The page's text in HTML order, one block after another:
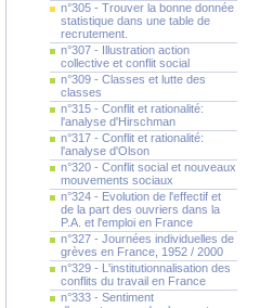
n°305 - Trouver la bonne donnée
statistique dans une table de
recrutement.
n°307 - Illustration action
collective et conflit social
n°309 - Classes et lutte des
classes
n°315 - Conflit et rationalité:
l'analyse d'Hirschman
n°317 - Conflit et rationalité:
l'analyse d'Olson
n°320 - Conflit social et nouveaux
mouvements sociaux
n°324 - Evolution de l'effectif et
de la part des ouvriers dans la
P.A. et l'emploi en France
n°327 - Journées individuelles de
grèves en France, 1952 / 2000
n°329 - L'institutionnalisation des
conflits du travail en France
n°333 - Sentiment